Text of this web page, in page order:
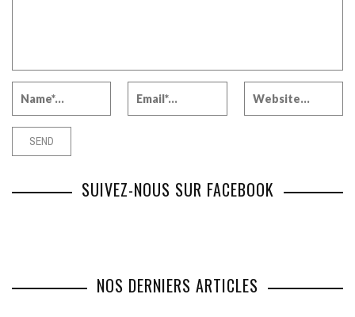
SUIVEZ-NOUS SUR FACEBOOK
NOS DERNIERS ARTICLES